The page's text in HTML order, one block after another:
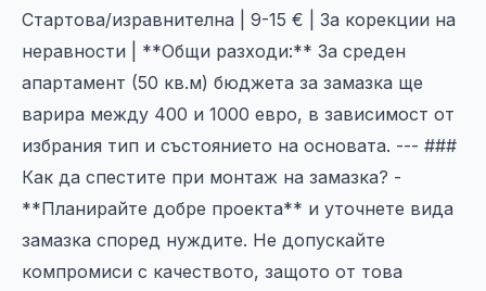
Стартова/изравнителна | 9-15 € | За корекции на
неравности | **Общи разходи:** За среден
апартамент (50 кв.м) бюджета за замазка ще
варира между 400 и 1000 евро, в зависимост от
избрания тип и състоянието на основата. --- ###
Как да спестите при монтаж на замазка? -
**Планирайте добре проекта** и уточнете вида
замазка според нуждите. Не допускайте
компромиси с качеството, защото от това